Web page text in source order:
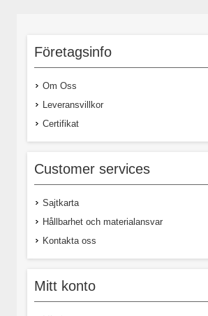
Företagsinfo
Om Oss
Leveransvillkor
Certifikat
Customer services
Sajtkarta
Hållbarhet och materialansvar
Kontakta oss
Mitt konto